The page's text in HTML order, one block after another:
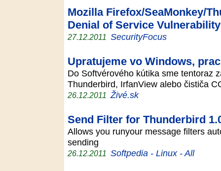
Mozilla Firefox/SeaMonkey/
Denial of Service Vulnerability
27.12.2011 SecurityFocus
Upratujeme vo Windows,
Do Softvérového kútika sme tentoraz
Thunderbird, IrfanView alebo čističa
26.12.2011 Živé.sk
Send Filter for Thunderbird
Allows you runyour message filters
sending
26.12.2011 Softpedia - Linux - All